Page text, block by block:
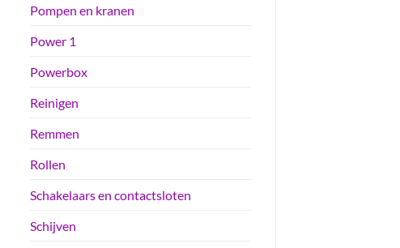
Pompen en kranen
Power 1
Powerbox
Reinigen
Remmen
Rollen
Schakelaars en contactsloten
Schijven